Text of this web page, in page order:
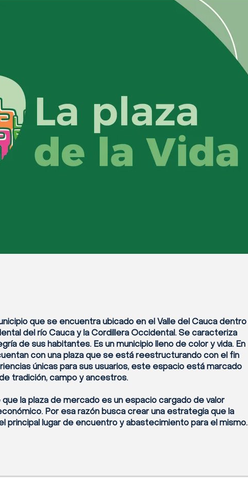
que se encuentra ubicado en el Valle del Cauca dentro
del río Cauca y la Cordillera Occidental. Se caracteriza
de sus habitantes. Es un municipio lleno de color y vida. En
con una plaza que se está reestructurando con el fin
únicas para sus usuarios, este espacio está marcado
tradición, campo y ancestros.
que la plaza de mercado es un espacio cargado de valor
Por esa razón busca crear una estrategia que la
principal lugar de encuentro y abastecimiento para el mismo.